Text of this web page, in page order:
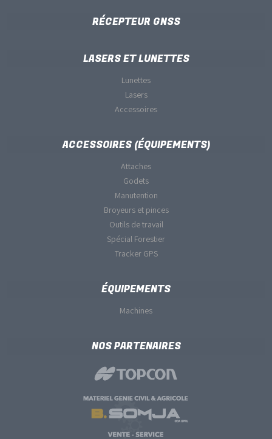
RÉCEPTEUR GNSS
LASERS ET LUNETTES
Lunettes
Lasers
Accessoires
ACCESSOIRES (ÉQUIPEMENTS)
Attaches
Godets
Manutention
Broyeurs et pinces
Outils de travail
Spécial Forestier
Tracker GPS
ÉQUIPEMENTS
Machines
NOS PARTENAIRES